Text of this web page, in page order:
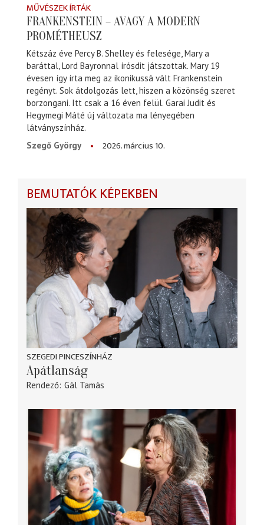
MŰVÉSZEK ÍRTÁK
FRANKENSTEIN – AVAGY A MODERN
PROMÉTHEUSZ
Kétszáz éve Percy B. Shelley és felesége, Mary a
baráttal, Lord Bayronnal írósdit játszottak. Mary 19
évesen így írta meg az ikonikussá vált Frankenstein
regényt. Sok átdolgozás lett, hiszen a közönség szeret
borzongani. Itt csak a 16 éven felül. Garai Judit és
Hegymegi Máté új változata ma lényegében
látványszínház.
Szegő György
2026. március 10.
BEMUTATÓK KÉPEKBEN
SZEGEDI PINCESZÍNHÁZ
Apátlanság
Rendező Gál Tamás